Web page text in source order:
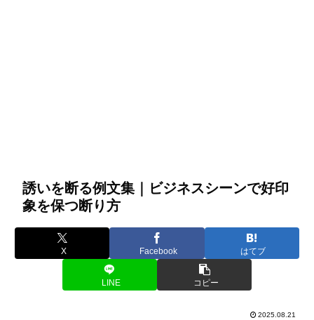
誘いを断る例文集｜ビジネスシーンで好印
象を保つ断り方
X Facebook はてブ
LINE コピー
2025.08.21